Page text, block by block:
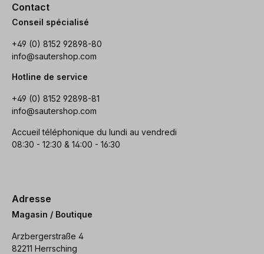
Contact
Conseil spécialisé
+49 (0) 8152 92898-80
info@sautershop.com
Hotline de service
+49 (0) 8152 92898-81
info@sautershop.com
Accueil téléphonique du lundi au vendredi
08:30 - 12:30 & 14:00 - 16:30
Adresse
Magasin / Boutique
Arzbergerstraße 4
82211 Herrsching